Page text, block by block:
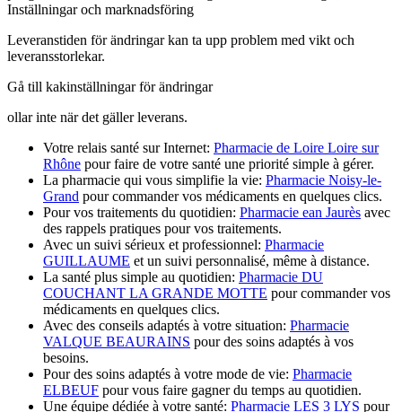
Inställningar och marknadsföring
Leveranstiden för ändringar kan ta upp problem med vikt och
leveransstorlekar.
Gå till kakinställningar för ändringar
ollar inte när det gäller leverans.
Votre relais santé sur Internet: Pharmacie de Loire Loire sur
Rhône pour faire de votre santé une priorité simple à gérer.
La pharmacie qui vous simplifie la vie: Pharmacie Noisy-le-
Grand pour commander vos médicaments en quelques clics.
Pour vos traitements du quotidien: Pharmacie ean Jaurès avec
des rappels pratiques pour vos traitements.
Avec un suivi sérieux et professionnel: Pharmacie
GUILLAUME et un suivi personnalisé, même à distance.
La santé plus simple au quotidien: Pharmacie DU
COUCHANT LA GRANDE MOTTE pour commander vos
médicaments en quelques clics.
Avec des conseils adaptés à votre situation: Pharmacie
VALQUE BEAURAINS pour des soins adaptés à vos
besoins.
Pour des soins adaptés à votre mode de vie: Pharmacie
ELBEUF pour vous faire gagner du temps au quotidien.
Une équipe dédiée à votre santé: Pharmacie LES 3 LYS pour